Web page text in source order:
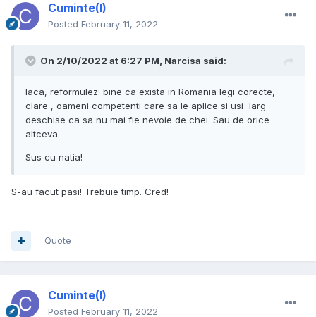
Cuminte(l)
Posted February 11, 2022
On 2/10/2022 at 6:27 PM, Narcisa said:
Iaca, reformulez: bine ca exista in Romania legi corecte,
clare , oameni competenti care sa le aplice si usi larg
deschise ca sa nu mai fie nevoie de chei. Sau de orice
altceva.
Sus cu natia!
S-au facut pasi! Trebuie timp. Cred!
Quote
Cuminte(l)
Posted February 11, 2022